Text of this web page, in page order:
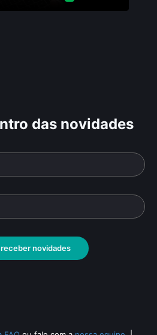
das novidades
novidades